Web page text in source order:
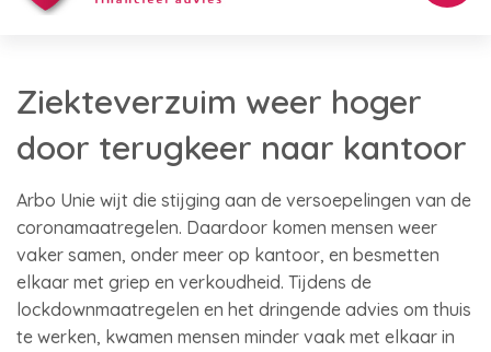
Ziekteverzuim weer hoger
door terugkeer naar kantoor
Arbo Unie wijt die stijging aan de versoepelingen van de
coronamaatregelen. Daardoor komen mensen weer
vaker samen, onder meer op kantoor, en besmetten
elkaar met griep en verkoudheid. Tijdens de
lockdownmaatregelen en het dringende advies om thuis
te werken, kwamen mensen minder vaak met elkaar in